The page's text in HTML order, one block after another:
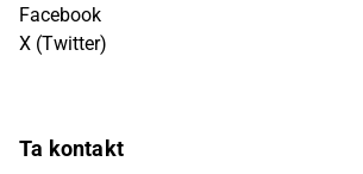
Facebook
X (Twitter)
Ta kontakt